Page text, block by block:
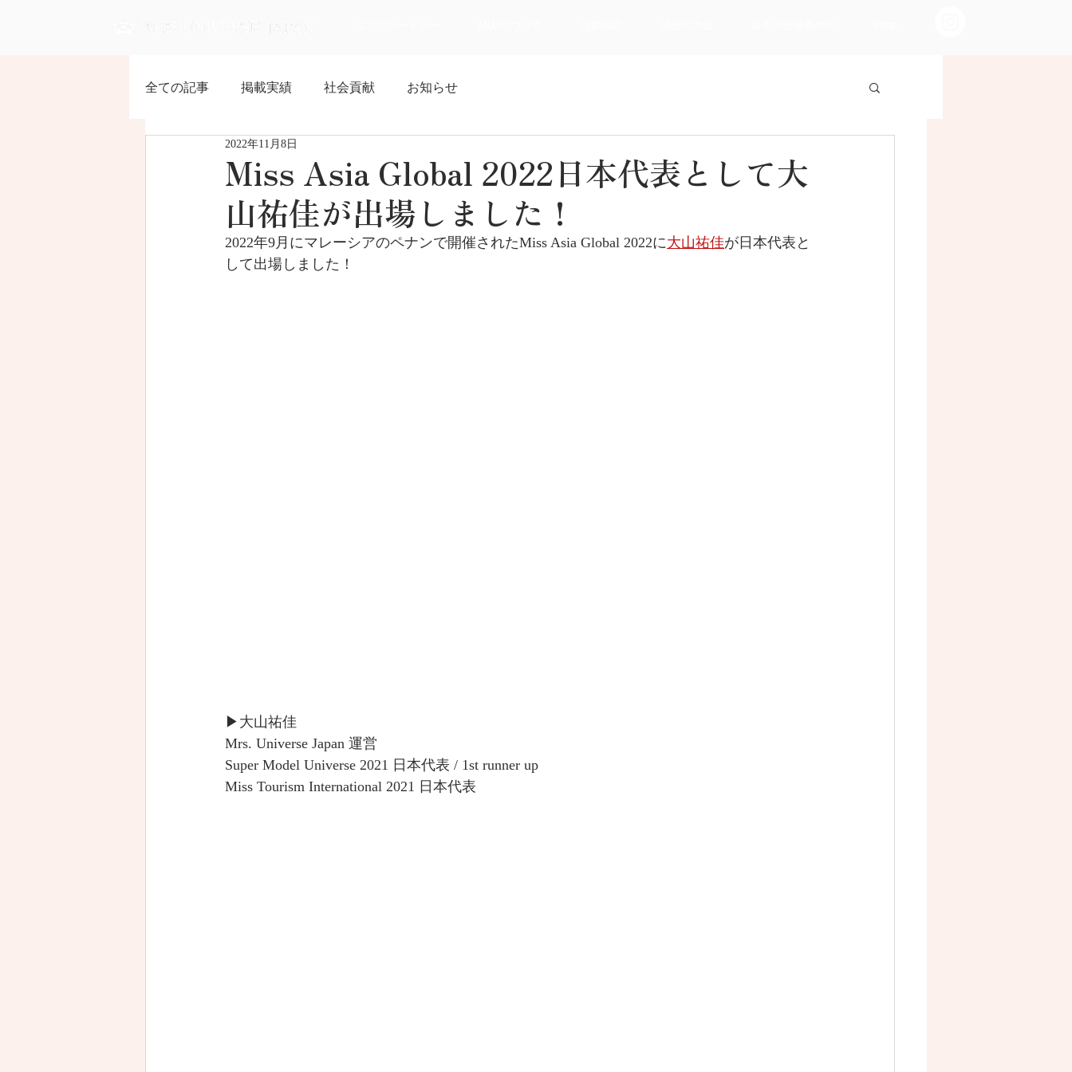
全ての記事 掲載実績 社会貢献 お知らせ
Miss Asia Global 2022日本代表として大
山祐佳が出場しました！
2022年11月8日
2022年9月にマレーシアのペナンで開催されたMiss Asia Global 2022に大山祐佳が日本代表と
して出場しました！
▶大山祐佳
Mrs. Universe Japan 運営
Super Model Universe 2021 日本代表 / 1st runner up
Miss Tourism International 2021 日本代表